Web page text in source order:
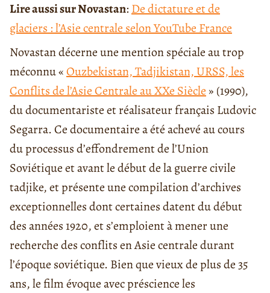
Lire aussi sur Novastan: De dictature et de
glaciers : l’Asie centrale selon YouTube France
Novastan décerne une mention spéciale au trop
méconnu «Ouzbekistan, Tadjikistan, URSS, les
Conflits de l’Asie Centrale au XXe Siècle » (1990),
du documentariste et réalisateur français Ludovic
Segarra. Ce documentaire a été achevé au cours
du processus d’effondrement de l’Union
Soviétique et avant le début de la guerre civile
tadjike, et présente une compilation d’archives
exceptionnelles dont certaines datent du début
des années 1920, et s’emploient à mener une
recherche des conflits en Asie centrale durant
l’époque soviétique. Bien que vieux de plus de 35
ans, le film évoque avec préscience les